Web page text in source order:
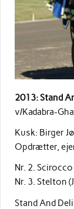
2013: Stand
v/Kadabra-
Kusk: Birger
Opdrætter,
Nr. 2.
Nr. 3. Stelton
Stand And